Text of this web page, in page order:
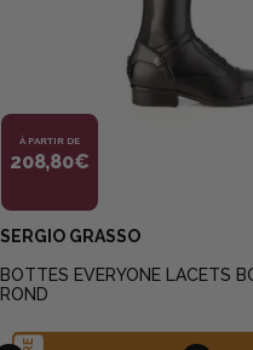
À PARTIR DE
208,80€
SERGIO GRASSO
BOTTES EVERYONE LACETS
ROND